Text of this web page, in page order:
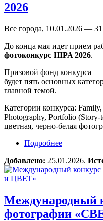
2026
Все города, 10.01.2026 —
До конца мая идет прием
фотоконкурс HIPA 2026.
Призовой фонд конкурса —
будет пять основных
главной темой.
Категории конкурса:
Photography, Portfolio
цветная, черно-белая
Подробнее
Добавлено: 25.01.2026.
Международный
фотографии